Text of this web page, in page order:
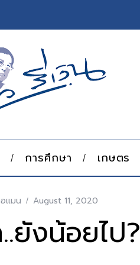
การศึกษา เกษตร
แมน August 11, 2020
ยังน้อยไป?